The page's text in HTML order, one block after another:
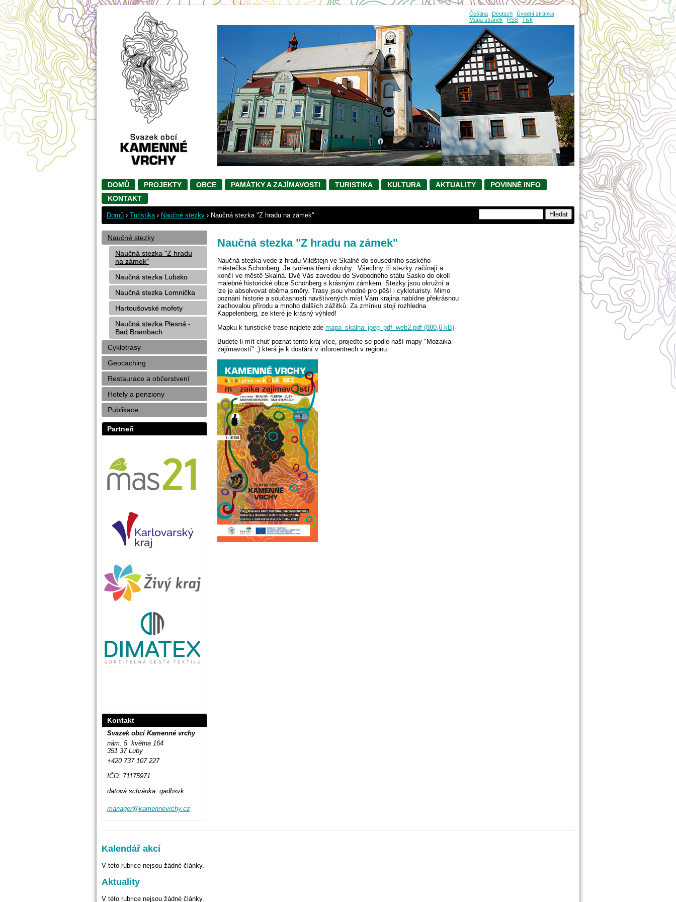
DOMŮ PROJEKTY OBCE PAMÁTKY A ZAJÍMAVOSTI TURISTIKA KULTURA AKTUALITY
POVINNÉ INFO
KONTAKT
Domů › Turistika› Naučné stezky › Naučná stezka "Z hradu na zámek"
Naučná stezka "Z hradu na zámek"
Naučná stezka vede z hradu Vildštejn ve Skalné do sousedního saského
městečka Schönberg. Je tvořena třemi okruhy. Všechny tři stezky začínají a
končí ve městě Skalná. Dvě Vás zavedou do Svobodného státu Sasko do okolí
malebné historické obce Schönberg s krásným zámkem. Stezky jsou okružní a
lze je absolvovat oběma směry. Trasy jsou vhodné pro pěší i cykloturisty. Mimo
poznání historie a současnosti navštívených míst Vám krajina nabídne překrásnou
zachovalou přírodu a mnoho dalších zážitků. Za zmínku stojí rozhledna
Kappelenberg, ze které je krásný výhled!
Mapku k turistické trase najdete zde mapa_skalna_jpeg_pdf_web2.pdf (880,6 kB)
Budete-li mít chuť poznat tento kraj více, projeďte se podle naší mapy "Mozaika
zajímavostí" ;) která je k dostání v inforcentrech v regionu.
Naučné stezky
Naučná stezka "Z hradu
na zámek"
Naučná stezka Lubsko
Naučná stezka Lomnička
Hartoušovské mofety
Naučná stezka Plesná -
Bad Brambach
Cyklotrasy
Geocaching
Restaurace a občerstvení
Hotely a penziony
Publikace
Partneři
Kontakt
Svazek obcí Kamenné vrchy
nám. 5. května 164
351 37 Luby
+420 737 107 227
IČO: 71175971
datová schránka: qadhsvk
manager@kamennevrchy.cz
Čeština Deutsch
Úvodní stránka
Mapa stránek
RSS Tisk
Kalendář akcí
V této rubrice nejsou žádné články.
Aktuality
V této rubrice nejsou žádné články.